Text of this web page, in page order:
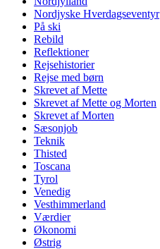
Nordjyske Hverdagseventyr
På ski
Rebild
Reflektioner
Rejsehistorier
Rejse med børn
Skrevet af Mette
Skrevet af Mette og Morten
Skrevet af Morten
Sæsonjob
Teknik
Thisted
Toscana
Tyrol
Venedig
Vesthimmerland
Værdier
Økonomi
Østrig